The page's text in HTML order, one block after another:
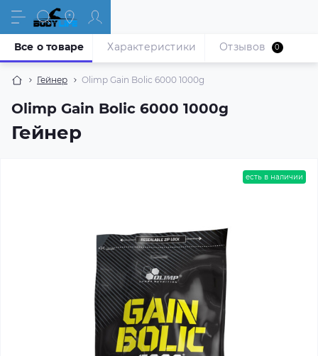
Гейнер Olimp Gain Bolic 6000 1000g
Olimp Gain Bolic 6000 1000g
Гейнер
Все о товаре Характеристики Отзывов 0
есть в наличии